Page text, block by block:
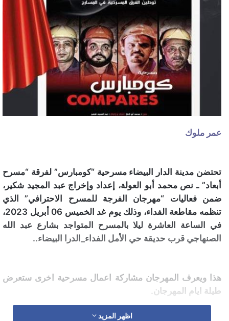
عمر ملوك
تحتضن مدينة الدار البيضاء مسرحية “كومبارس” لفرقة “مسرح
أبعاد” ـ نص محمد أبو العولة، إعداد وإخراج عبد المجيد شكير،
ضمن فعاليات “مهرجان الفرجة للمسرح الاحترافي” الذي
تنظمه مقاطعة الفداء، وذلك يوم غد الخميس 06 أبريل 2023،
في الساعة العاشرة ليلا بالمسرح المتواجد بشارع عبد الله
الصنهاجي قرب حديقة حي الأمل الفداء_الدرا البيضاء..
هذا ويعرف المهرجان مشاركة اعمال مسرحية اخرى ستعرض
طيلة ايام المهرجان.
اظهر المزيد